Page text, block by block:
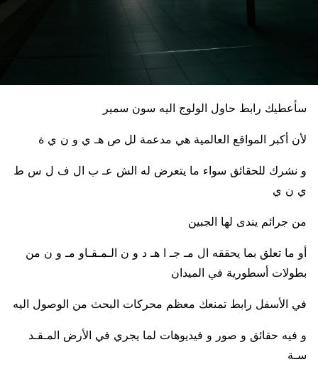
سأعطيك رابط حاول الولوج اليه سون سمير
لأن أكبر المواقع العالمية هي مدعمة لل ص هـ ي و ن ي ة
و نشرك للحقائق سواء ما يتعرض له الش عـ ب ال ف ل س ط
ي ن ي
من جرائم يندى لها الجبين
أو ما تعلق بما يحققه ال مـ جـ ا هـ د و ن الـمـقـاو مـ و ن من
بطولات أسطورية في الميدان
في الأسفل رابط تمنعك معظم محركات البحث من الوصول اليه
و فيه حقائق و صور و فيديوهات لما يجري في الأرض المـقـد
سـة